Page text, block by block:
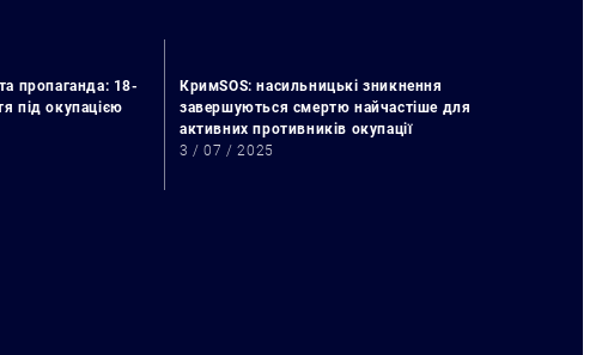
пропаганда: 18-
під окупацією
КримSOS: насильницькі зникнення
завершуються смертю найчастіше для
активних противників окупації
3 / 07 / 2025